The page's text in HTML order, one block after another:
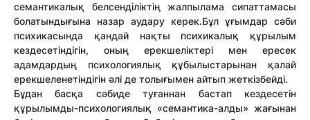
семантикалық белсенділіктің жалпылама сипаттамасы
болатындығына назар аудару керек.Бұл ұғымдар сәби
психикасында қандай нақты психикалық құрылым
кездесетіндігін, оның ерекшеліктері мен ересек
адамдардың психологиялық құбылыстарынан қалай
ерекшеленетіндігін әлі де толығымен айтып жеткізбейді.
Бұдан басқа сәбиде туғаннан бастап кездесетін
құрылымды-психологиялық «семантика-алды» жағынан